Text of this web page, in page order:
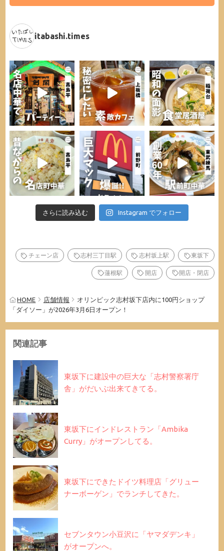
itabashi.times
さらに読み込む Instagram でフォロー
チェーン店 志村三丁目駅 志村坂上駅 東坂下
蓮根駅 開店 開店・閉店
HOME 店舗情報
オリンピック志村坂下店内に100円ショップ
「ダイソー」が2026年3月6日オープン！
関連記事
東坂下に建設中の巨大な「志村警察署庁
舎」がだいぶ出来てきてる。
東坂下にインドレストラン「Ambika
Curry」がオープンしてる。
東坂下にできたドイツ料理店「グリュー
ナーボーゲン」でランチしてきた。
セブンタウン小豆沢に「ヤマダデンキ」
がオープンへ。